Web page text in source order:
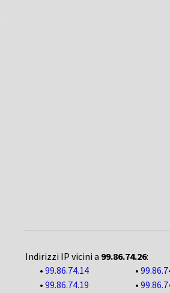
Indirizzi IP vicini a 99.86.74.26:
• 99.86.74.14 •
• 99.86.74.19 •